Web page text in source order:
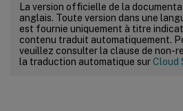
La version officielle de la
anglais. Toute version dans une
est fournie uniquement à titre
contenu traduit automatiquement.
veuillez consulter la clause de non-
la traduction automatique surCloud